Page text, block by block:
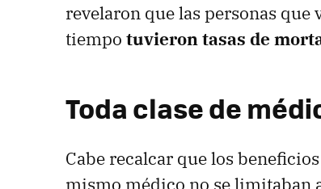
revelaron que las personas
tiempo tuvieron tasas de
Toda clase de
Cabe recalcar que los